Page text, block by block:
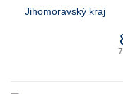
Jihomoravský kraj